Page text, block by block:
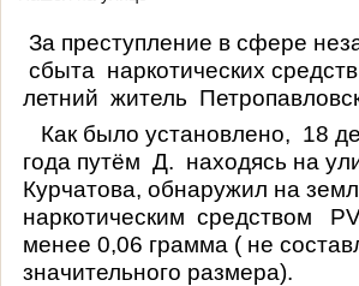
За преступление в сфере
сбыта наркотических средств
летний житель
Как было установлено, 18
года путём Д. находясь на
Курчатова, обнаружил на
наркотическим средством
менее 0,06 грамма ( не
значительного размера).